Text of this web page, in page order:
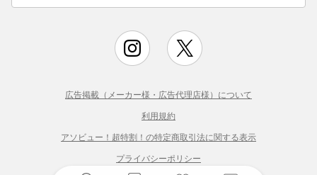
広告掲載（メーカー様・広告代理店様）について
利用規約
アソビュー！超特割！の特定商取引法に関する表示
プライバシーポリシー